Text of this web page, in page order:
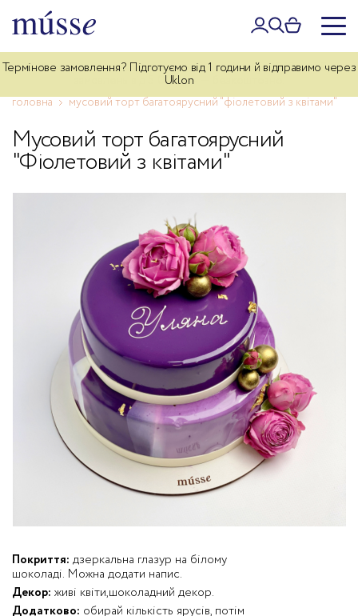
Дбайлива доставка власним курʼєром по Києву — 340 грн. Для
замовлень від 5 000 грн — безкоштовно.
Термінове замовлення? Підготуємо від 1 години й відправимо через
Uklon
головна мусовий торт багатоярусний "фіолетовий з квітами"
Мусовий торт багатоярусний
"Фіолетовий з квітами"
Покриття: дзеркальна глазур на білому
шоколаді. Можна додати напис.
Декор: живі квіти,шоколадний декор.
Додатково: обирай кількість ярусів, потім